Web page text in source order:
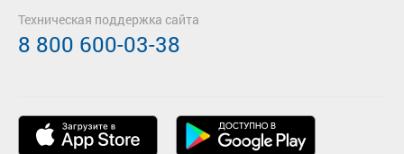
Техническая поддержка сайта
8 800 600-03-38